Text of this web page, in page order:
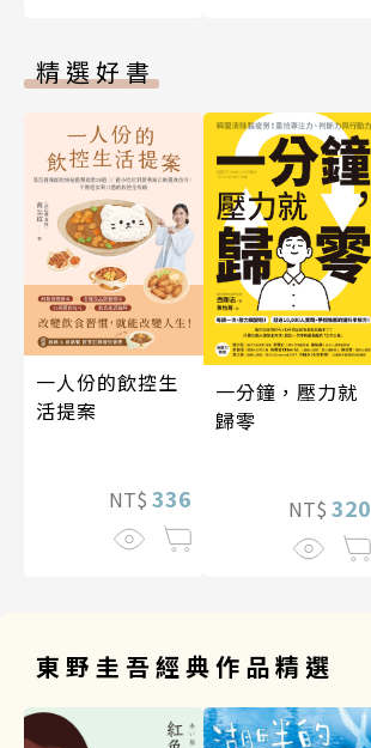
精選好書
一人份的飲控生
活提案
NT$ 336
一分鐘，壓力就
歸零
NT$ 320
東野圭吾經典作品精選